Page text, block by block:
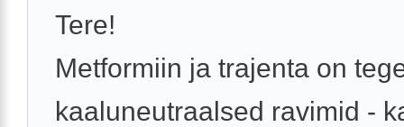
Tere!
Metformiin ja trajenta on
kaaluneutraalsed ravimid -